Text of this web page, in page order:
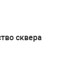
сквера